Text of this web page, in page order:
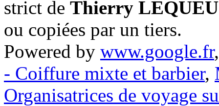
strict de Thierry LEQUEU
ou copiées par un tiers.
Powered by www.google.fr
- Coiffure mixte et barbier,
Organisatrices de voyage